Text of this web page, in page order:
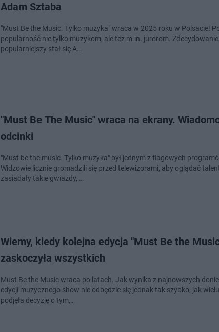
Adam Sztaba
"Must Be the Music. Tylko muzyka" wraca w 2025 roku w Polsacie!
popularność nie tylko muzykom, ale też m.in. jurorom.
popularniejszy stał się A…
"Must Be The Music" wraca na ekrany.
odcinki
"Must be the music. Tylko muzyka" był jednym z flagowych
Widzowie licznie gromadzili się przed telewizorami, aby oglądać
zasiadały takie gwiazdy, …
Wiemy, kiedy kolejna edycja "Must Be the
zaskoczyła wszystkich
Must Be the Music wraca po latach. Jak wynika z najnowszych
edycji muzycznego show nie odbędzie się jednak tak szybko, jak
podjęła decyzję o tym,…